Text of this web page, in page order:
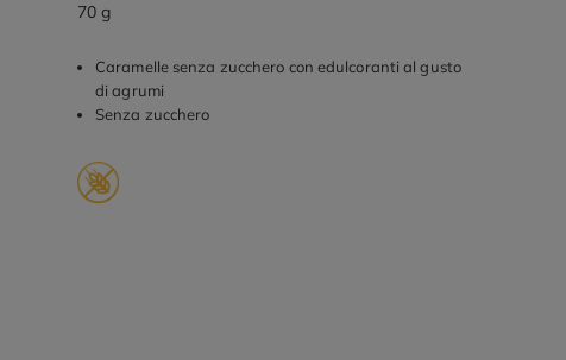
70 g
Caramelle senza zucchero con edulcoranti al gusto
di agrumi
Senza zucchero